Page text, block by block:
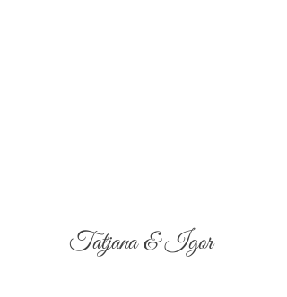
Tatjana & Igor